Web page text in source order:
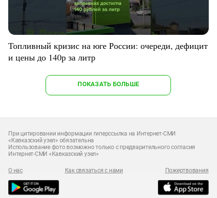
Топливный кризис на юге России: очереди, дефицит
и цены до 140р за литр
ПОКАЗАТЬ БОЛЬШЕ
При цитировании информации гиперссылка на Интернет-СМИ
«Кавказский узел» обязательна
Использование фото возможно только с предварительного согласия
Интернет-СМИ «Кавказский узел»
О нас Как связаться с нами Пожертвования